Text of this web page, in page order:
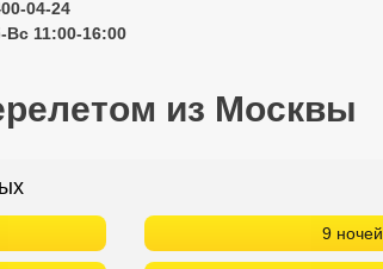
04-24
11:00-16:00
из Москвы
9 ночей